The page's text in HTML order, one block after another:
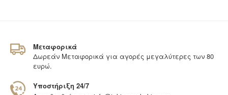
Μεταφορικά
Δωρεάν Μεταφορικά για αγορές μεγαλύτερες των 80
ευρώ.
Υποστήριξη 24/7